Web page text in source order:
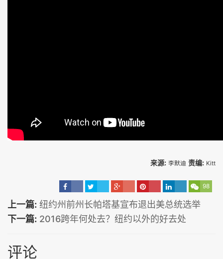
来源: 李默迪 责编: Kitt
98
上一篇: 纽约州前州长帕塔基宣布退出美总统选举
下一篇: 2016跨年何处去？纽约以外的好去处
评论